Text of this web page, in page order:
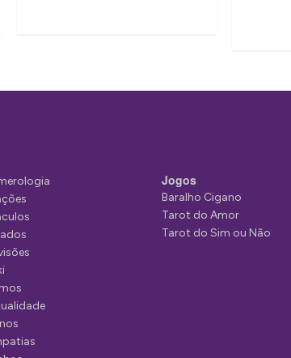
Jogos
Baralho Cigano
Tarot do Amor
Tarot do Sim ou Não